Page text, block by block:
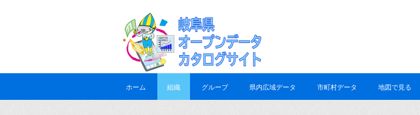
ホーム 組織 グループ 県内広域データ 市町村データ 地図で見る